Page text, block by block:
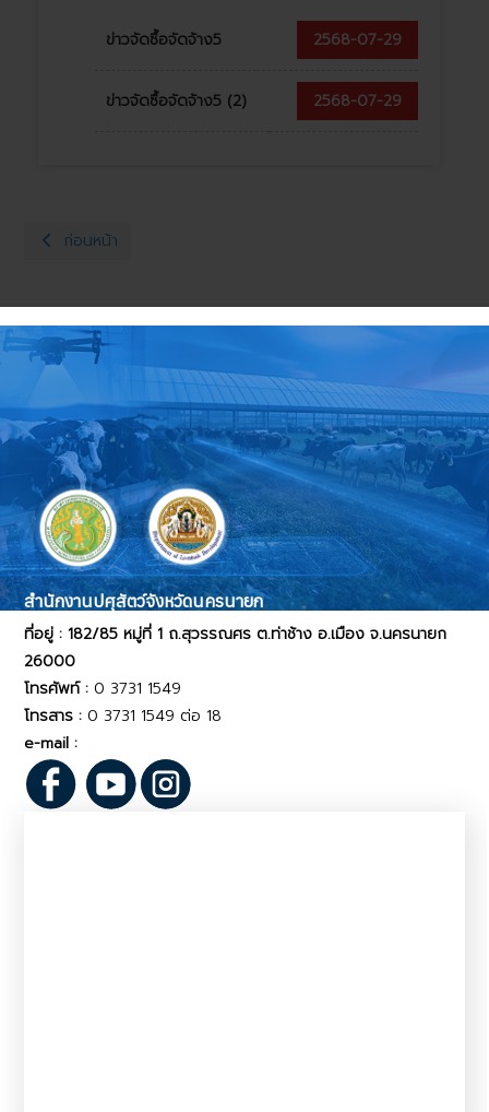
ข่าวจัดซื้อจัดจ้าง5 2568-07-29
ข่าวจัดซื้อจัดจ้าง5 (2) 2568-07-29
เนื้อหาก่อนหน้า: ตรวจประเมินตามหลักเกณฑ์การนำสัตว์ปีกเข้าเลี้ยงใหม่
ก่อนหน้า
สำนักงานปศุสัตว์จังหวัดนครนายก
ที่อยู่ : 182/85 หมู่ที่ 1 ถ.สุวรรณศร ต.ท่าช้าง อ.เมือง จ.นครนายก
26000
โทรศัพท์ : 0 3731 1549
โทรสาร : 0 3731 1549 ต่อ 18
e-mail :